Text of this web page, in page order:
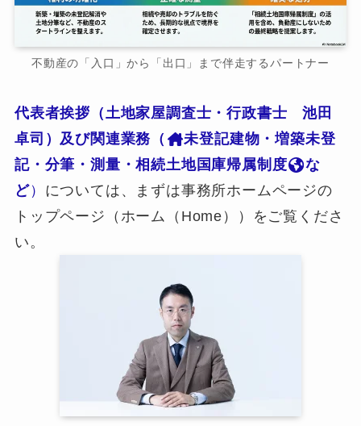
不動産の「入口」から「出口」まで伴走するパートナー
代表者挨拶（土地家屋調査士・行政書士 池田
卓司）及び関連業務（
未登記建物・増築未登
記・分筆・測量・相続土地国庫帰属制度
な
ど） については、まずは事務所ホームページの
トップページ（ホーム（Home））をご覧くださ
い。